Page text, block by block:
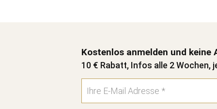
Kostenlos anmelden und keine
10 € Rabatt, Infos alle 2 Wochen,